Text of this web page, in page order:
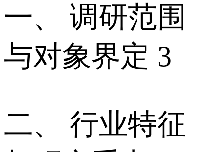
一、 调研范围
与对象界定 3
二、 行业特征